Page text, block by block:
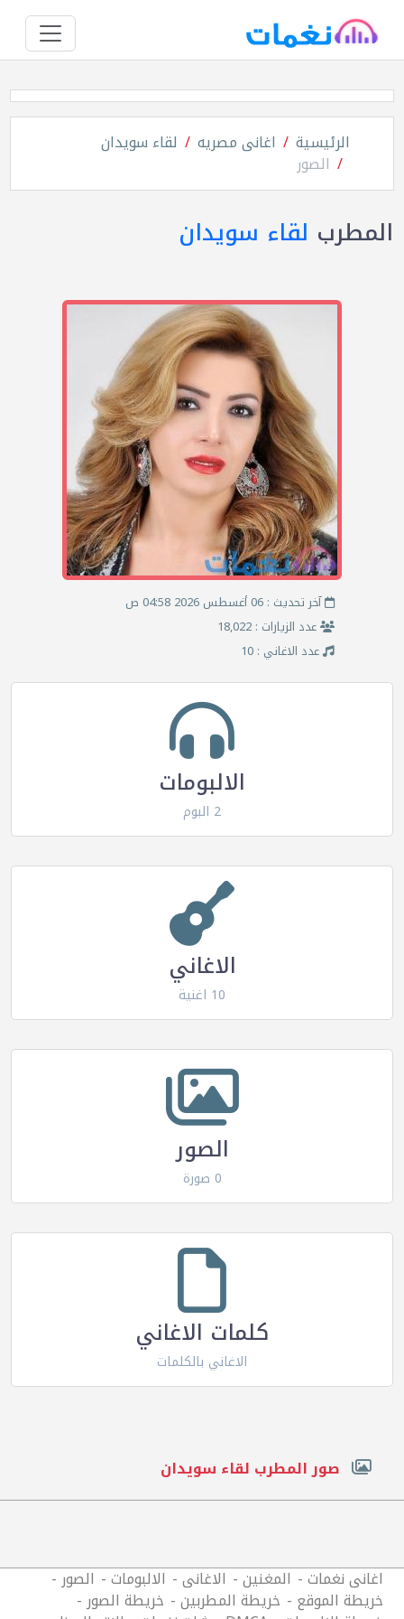
الرئيسية اغانى مصريه لقاء سويدان
الصور
المطرب لقاء سويدان
آخر تحديث : 06 أغسطس 2026 04:58 ص
عدد الزيارات : 18,022
عدد الاغاني : 10
الالبومات
2 البوم
الاغاني
10 اغنية
الصور
0 صورة
كلمات الاغاني
الاغاني بالكلمات
صور المطرب لقاء سويدان
اغانى نغمات المغنين الاغانى الالبومات الصور
خريطة الموقع خريطة المطربين خريطة الصور